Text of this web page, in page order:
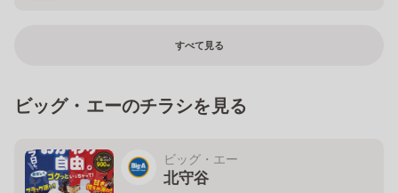
すべて見る
ビッグ・エーのチラシを見る
ビッグ・エー
北守谷